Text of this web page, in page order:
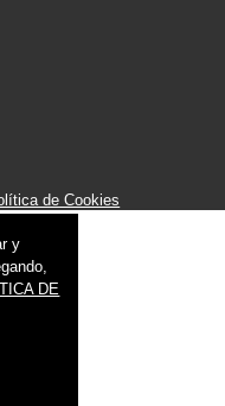
de Cookies
y
DE